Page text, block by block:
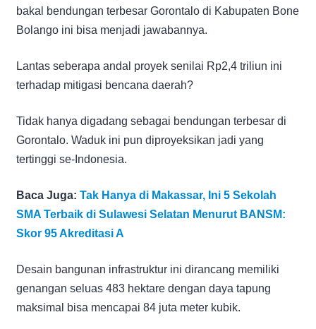
bakal bendungan terbesar Gorontalo di Kabupaten Bone
Bolango ini bisa menjadi jawabannya.
Lantas seberapa andal proyek senilai Rp2,4 triliun ini
terhadap mitigasi bencana daerah?
Tidak hanya digadang sebagai bendungan terbesar di
Gorontalo. Waduk ini pun diproyeksikan jadi yang
tertinggi se-Indonesia.
Baca Juga: Tak Hanya di Makassar, Ini 5 Sekolah
SMA Terbaik di Sulawesi Selatan Menurut BANSM:
Skor 95 Akreditasi A
Desain bangunan infrastruktur ini dirancang memiliki
genangan seluas 483 hektare dengan daya tapung
maksimal bisa mencapai 84 juta meter kubik.